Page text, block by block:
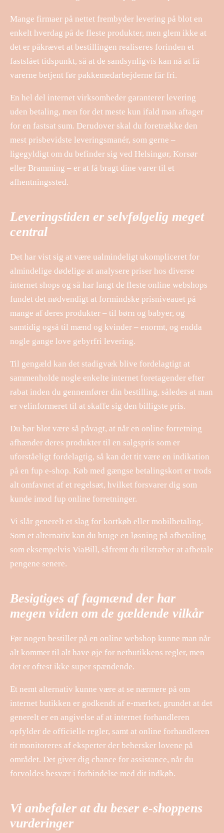
Mange firmaer på nettet frembyder levering på blot en
enkelt hverdag på de fleste produkter, men glem ikke at
det er påkrævet at bestillingen realiseres forinden et
fastslået tidspunkt, så at de sandsynligvis kan nå at få
varerne betjent før pakkemedarbejderne får fri.
En hel del internet virksomheder garanterer levering
uden betaling, men for det meste kun ifald man aftager
for en fastsat sum. Derudover skal du foretrække den
mest prisbevidste leveringsmanér, som gerne –
ligegyldigt om du befinder sig ved Helsingør, Korsør
eller Bramming – er at få bragt dine varer til et
afhentningssted.
Leveringstiden er selvfølgelig meget
central
Det har vist sig at være ualmindeligt ukompliceret for
almindelige dødelige at analysere priser hos diverse
internet shops og så har langt de fleste online webshops
fundet det nødvendigt at formindske prisniveauet på
mange af deres produkter – til børn og babyer, og
samtidig også til mænd og kvinder – enormt, og endda
nogle gange love gebyrfri levering.
Til gengæld kan det stadigvæk blive fordelagtigt at
sammenholde nogle enkelte internet foretagender efter
rabat inden du gennemfører din bestilling, således at man
er velinformeret til at skaffe sig den billigste pris.
Du bør blot være så påvagt, at når en online forretning
afhænder deres produkter til en salgspris som er
uforståeligt fordelagtig, så kan det tit være en indikation
på en fup e-shop. Køb med gængse betalingskort er trods
alt omfavnet af et regelsæt, hvilket forsvarer dig som
kunde imod fup online forretninger.
Vi slår generelt et slag for kortkøb eller mobilbetaling.
Som et alternativ kan du bruge en løsning på afbetaling
som eksempelvis ViaBill, såfremt du tilstræber at afbetale
pengene senere.
Besigtiges af fagmænd der har
megen viden om de gældende vilkår
Før nogen bestiller på en online webshop kunne man når
alt kommer til alt have øje for netbutikkens regler, men
det er oftest ikke super spændende.
Et nemt alternativ kunne være at se nærmere på om
internet butikken er godkendt af e-mærket, grundet at det
generelt er en angivelse af at internet forhandleren
opfylder de officielle regler, samt at online forhandleren
tit monitoreres af eksperter der behersker lovene på
området. Det giver dig chance for assistance, når du
forvoldes besvær i forbindelse med dit indkøb.
Vi anbefaler at du beser e-shoppens
vurderinger